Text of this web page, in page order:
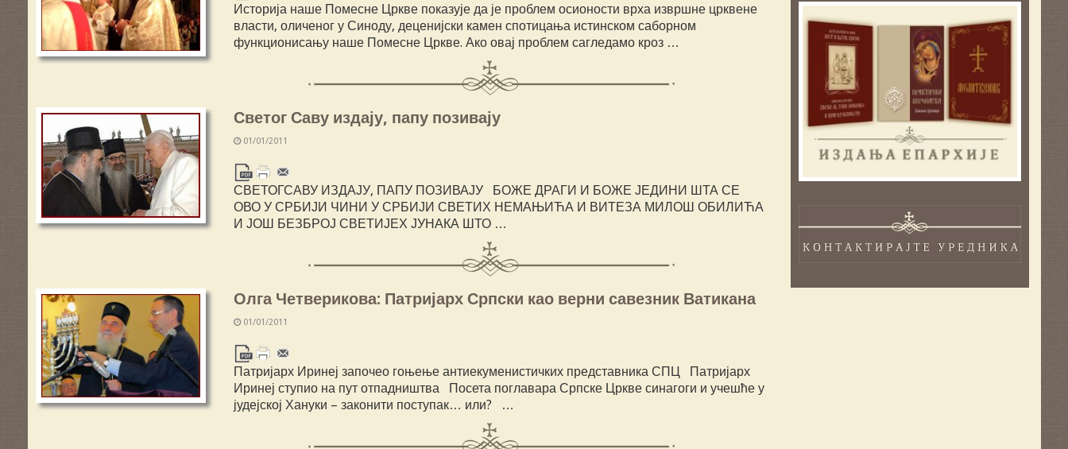
Истoрија наше Помесне Цркве показује да је проблем осионости врха извршне црквене
власти, оличеног у Синоду, деценијски камен спотицања истинском саборном
функционисању наше Помесне Цркве. Ако овај проблем сагледамо кроз …
Светог Саву издају, папу позивају
01/01/2011
СВЕТОГСАВУ ИЗДАЈУ, ПАПУ ПОЗИВАЈУ БОЖЕ ДРАГИ И БОЖЕ ЈЕДИНИ ШТА СЕ
ОВО У СРБИЈИ ЧИНИ У СРБИЈИ СВЕТИХ НЕМАЊИЋА И ВИТЕЗА МИЛОШ ОБИЛИЋА
И ЈОШ БЕЗБРОЈ СВЕТИЈЕХ ЈУНАКА ШТО …
Олга Четверикова: Патријарх Српски као верни савезник Ватикана
01/01/2011
Патријарх Иринеј започео гоњење антиекуменистичких представника СПЦ Патријарх
Иринеј ступио на пут отпадништва Посета поглавара Српске Цркве синагоги и учешће у
јудејској Хануки – законити поступак… или? …